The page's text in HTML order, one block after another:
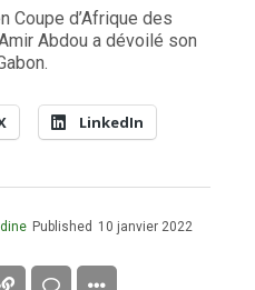
Coupe d’Afrique des
Abdou a dévoilé son
LinkedIn
Published 10 janvier 2022